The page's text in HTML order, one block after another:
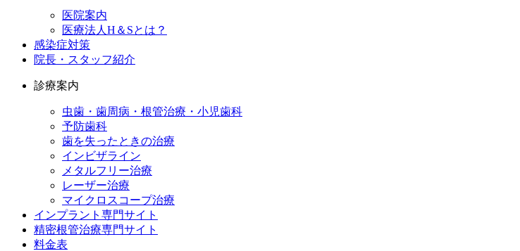
医院案内
医療法人H＆Sとは？
感染症対策
院長・スタッフ紹介
診療案内
虫歯・歯周病・根管治療・小児歯科
予防歯科
歯を失ったときの治療
インビザライン
メタルフリー治療
レーザー治療
マイクロスコープ治療
インプラント専門サイト
精密根管治療専門サイト
料金表